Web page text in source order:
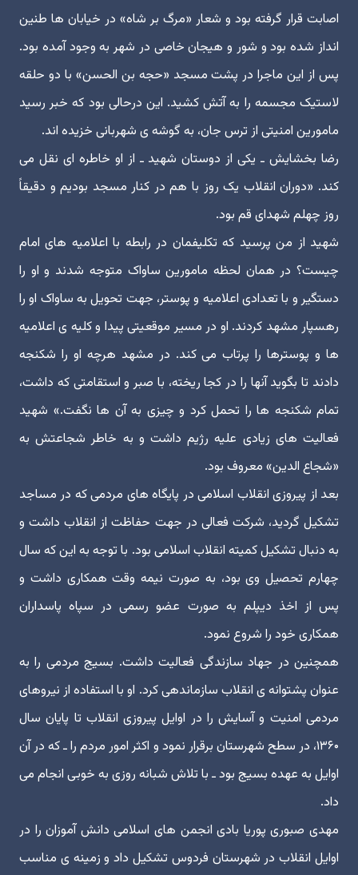
اصابت قرار گرفته بود و شعار «مرگ بر شاه» در خیابان ها طنین
انداز شده بود و شور و هیجان خاصی در شهر به وجود آمده بود.
پس از این ماجرا در پشت مسجد «حجه بن الحسن» با دو حلقه
لاستیک مجسمه را به آتش کشید. این درحالی بود که خبر رسید
مامورین امنیتی از ترس جان، به گوشه ی شهربانی خزیده اند.
رضا بخشایش ـ یکی از دوستان شهید ـ از او خاطره ای نقل می
کند. «دوران انقلاب یک روز با هم در کنار مسجد بودیم و دقیقاً
روز چهلم شهدای قم بود.
شهید از من پرسید که تکلیفمان در رابطه با اعلامیه های امام
چیست؟ در همان لحظه مامورین ساواک متوجه شدند و او را
دستگیر و با تعدادی اعلامیه و پوستر، جهت تحویل به ساواک او را
رهسپار مشهد کردند. او در مسیر موقعیتی پیدا و کلیه ی اعلامیه
ها و پوسترها را پرتاب می کند. در مشهد هرچه او را شکنجه
دادند تا بگوید آنها را در کجا ریخته، با صبر و استقامتی که داشت،
تمام شکنجه ها را تحمل کرد و چیزی به آن ها نگفت.» شهید
فعالیت های زیادی علیه رژیم داشت و به خاطر شجاعتش به
«شجاع الدین» معروف بود.
بعد از پیروزی انقلاب اسلامی در پایگاه های مردمی که در مساجد
تشکیل گردید، شرکت فعالی در جهت حفاظت از انقلاب داشت و
به دنبال تشکیل کمیته انقلاب اسلامی بود. با توجه به این که سال
چهارم تحصیل وی بود، به صورت نیمه وقت همکاری داشت و
پس از اخذ دیپلم به صورت عضو رسمی در سپاه پاسداران
همکاری خود را شروع نمود.
همچنین در جهاد سازندگی فعالیت داشت. بسیج مردمی را به
عنوان پشتوانه ی انقلاب سازماندهی کرد. او با استفاده از نیروهای
مردمی امنیت و آسایش را در اوایل پیروزی انقلاب تا پایان سال
۱۳۶۰، در سطح شهرستان برقرار نمود و اکثر امور مردم را ـ که در آن
اوایل به عهده بسیج بود ـ با تلاش شبانه روزی به خوبی انجام می
داد.
مهدی صبوری پوریا بادی انجمن های اسلامی دانش آموزان را در
اوایل انقلاب در شهرستان فردوس تشکیل داد و زمینه ی مناسب